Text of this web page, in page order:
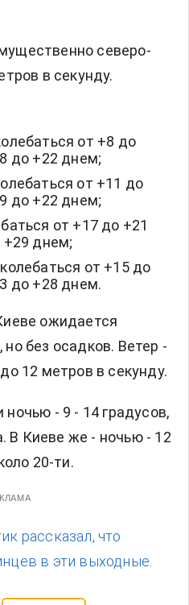
северо-
в секунду.
от +8 до
до +22 днем;
от +11 до
до +22 днем;
от +17 до +21
+29 днем;
от +15 до
до +28 днем.
ожидается
без осадков. Ветер -
12 метров в секунду.
- 9 - 14 градусов,
В Киеве же - ночью - 12
20-ти.
рассказал, что
в эти выходные.